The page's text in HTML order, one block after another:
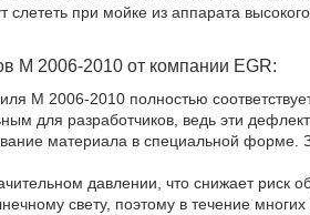
слететь при мойке из аппарата
М 2006-2010 от компании EGR:
M 2006-2010 полностью
для разработчиков, ведь эти
материала в специальной форме.
давлении, что снижает риск
свету, поэтому в течение